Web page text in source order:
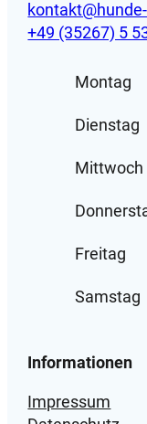
+49 (35267) 5
Montag
Dienstag
Mittwoch
Freitag
Samstag
Informationen
Impressum